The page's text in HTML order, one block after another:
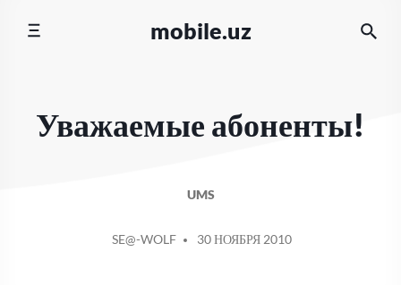
mobile.uz
Уважаемые абоненты!
UMS
ОТ
SE@-WOLF 30 НОЯБРЯ 2010